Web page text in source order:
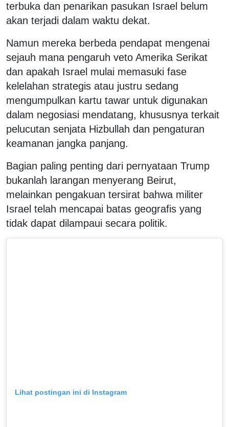
terbuka dan penarikan pasukan Israel belum
akan terjadi dalam waktu dekat.
Namun mereka berbeda pendapat mengenai
sejauh mana pengaruh veto Amerika Serikat
dan apakah Israel mulai memasuki fase
kelelahan strategis atau justru sedang
mengumpulkan kartu tawar untuk digunakan
dalam negosiasi mendatang, khususnya terkait
pelucutan senjata Hizbullah dan pengaturan
keamanan jangka panjang.
Bagian paling penting dari pernyataan Trump
bukanlah larangan menyerang Beirut,
melainkan pengakuan tersirat bahwa militer
Israel telah mencapai batas geografis yang
tidak dapat dilampaui secara politik.
Lihat postingan ini di Instagram